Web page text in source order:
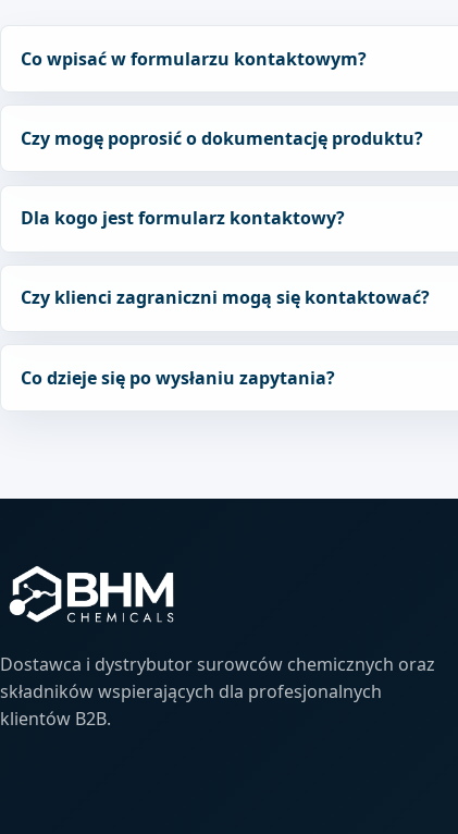
Co wpisać w formularzu kontaktowym?
Czy mogę poprosić o dokumentację produktu?
Dla kogo jest formularz kontaktowy?
Czy klienci zagraniczni mogą się kontaktować?
Co dzieje się po wysłaniu zapytania?
Dostawca i dystrybutor surowców chemicznych oraz
składników wspierających dla profesjonalnych
klientów B2B.